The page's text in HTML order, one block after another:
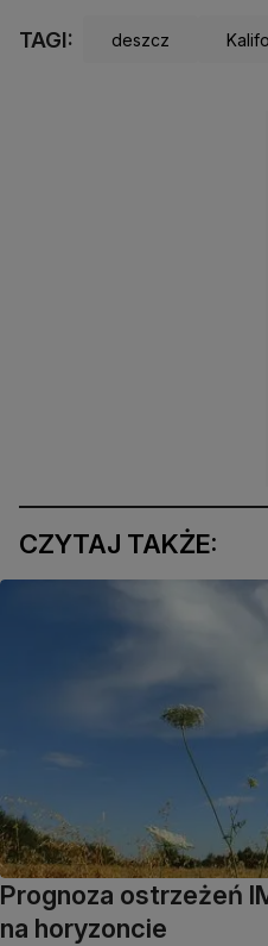
TAGI: deszcz
CZYTAJ TAKŻE:
Prognoza ostrzeżeń
na horyzoncie